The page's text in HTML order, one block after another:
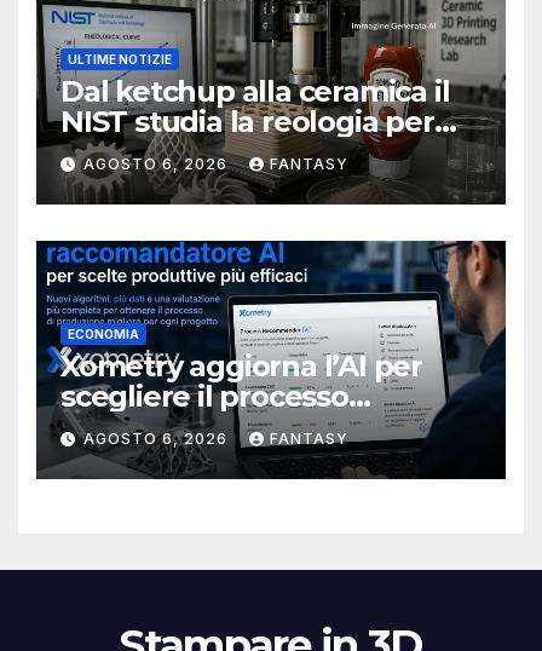
ULTIME NOTIZIE
Dal ketchup alla ceramica il
NIST studia la reologia per
rendere più affidabile la
stampa 3D
AGOSTO 6, 2026 FANTASY
ECONOMIA
Xometry aggiorna l’AI per
scegliere il processo
produttivo più adatto
AGOSTO 6, 2026 FANTASY